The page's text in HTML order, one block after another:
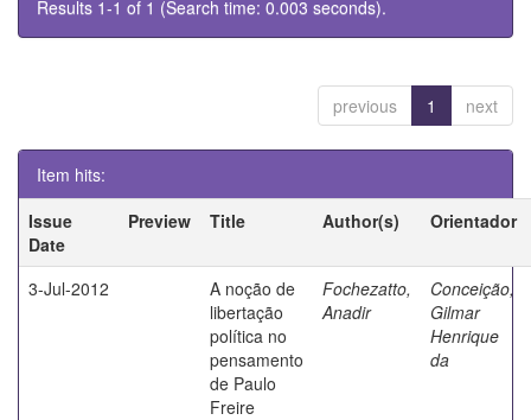
Results 1-1 of 1 (Search time: 0.003 seconds).
previous 1 next
Item hits:
Issue
Date
Preview Title Author(s) Orientador
3-Jul-2012
A noção de
libertação
política no
pensamento
de Paulo
Freire
Fochezatto,
Anadir
Conceição,
Gilmar
Henrique
da